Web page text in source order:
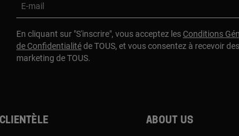
E-mail
En cliquant sur "S'inscrire", vous acceptez les Conditions
de Confidentialitéde TOUS, et vous consentez à recevoir
marketing de TOUS.
clientèle About us